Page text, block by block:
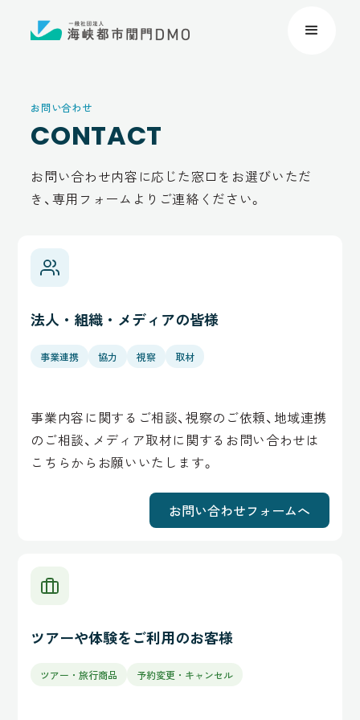
お問い合わせ
CONTACT
お問い合わせ内容に応じた窓口をお選びいただ
き、専用フォームよりご連絡ください。
法人・組織・メディアの皆様
事業連携 協力 視察 取材
事業内容に関するご相談、視察のご依頼、地域連携
のご相談、メディア取材に関するお問い合わせは
こちらからお願いいたします。
お問い合わせフォームへ
ツアーや体験をご利用のお客様
ツアー・旅行商品 予約変更・キャンセル